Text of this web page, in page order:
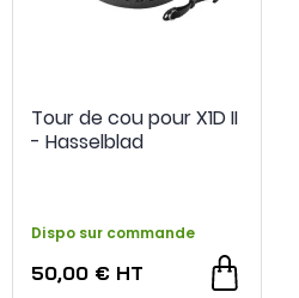
Tour de cou pour X1D II
- Hasselblad
Dispo sur commande
50,00 € HT